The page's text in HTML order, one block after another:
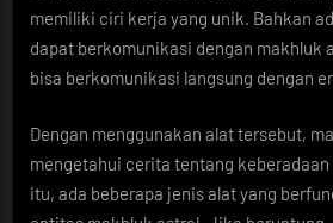
memiliki ciri kerja yang unik. Bahkan
dapat berkomunikasi dengan makhluk
bisa berkomunikasi langsung dengan
Dengan menggunakan alat tersebut,
mengetahui cerita tentang
itu, ada beberapa jenis alat yang